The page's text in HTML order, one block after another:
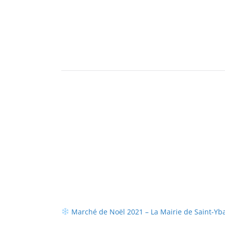
Marché de Noël 2021 – La Mairie de Saint-